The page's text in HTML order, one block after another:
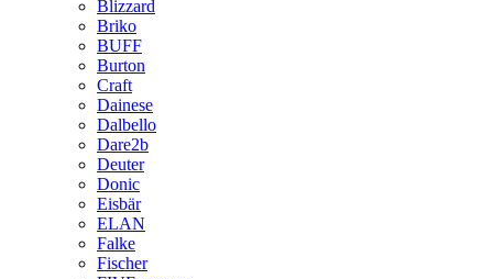
Blizzard
Briko
BUFF
Burton
Craft
Dainese
Dalbello
Dare2b
Deuter
Donic
Eisbär
ELAN
Falke
Fischer